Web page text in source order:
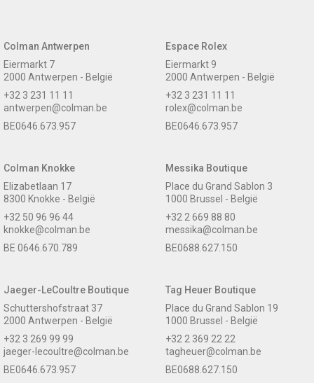
Colman Antwerpen
Eiermarkt 7
2000 Antwerpen - België
+32 3 231 11 11
antwerpen@colman.be
BE0646.673.957
Espace Rolex
Eiermarkt 9
2000 Antwerpen - België
+32 3 231 11 11
rolex@colman.be
BE0646.673.957
Colman Knokke
Elizabetlaan 17
8300 Knokke - België
+32 50 96 96 44
knokke@colman.be
BE 0646.670.789
Messika Boutique
Place du Grand Sablon 3
1000 Brussel - België
+32 2 669 88 80
messika@colman.be
BE0688.627.150
Jaeger-LeCoultre Boutique
Schuttershofstraat 37
2000 Antwerpen - België
+32 3 269 99 99
jaeger-lecoultre@colman.be
BE0646.673.957
Tag Heuer Boutique
Place du Grand Sablon 19
1000 Brussel - België
+32 2 369 22 22
tagheuer@colman.be
BE0688.627.150